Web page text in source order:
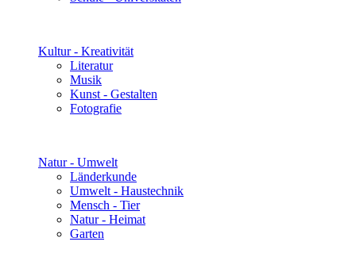
Kultur - Kreativität
Literatur
Musik
Kunst - Gestalten
Fotografie
Natur - Umwelt
Länderkunde
Umwelt - Haustechnik
Mensch - Tier
Natur - Heimat
Garten